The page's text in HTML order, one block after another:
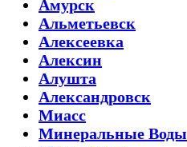
Амурск
Альметьевск
Алексеевка
Алексин
Алушта
Александровск
Миасс
Минеральные Воды